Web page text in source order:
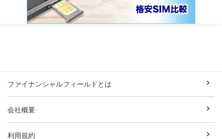
ファイナンシャルフィールドとは
会社概要
利用規約